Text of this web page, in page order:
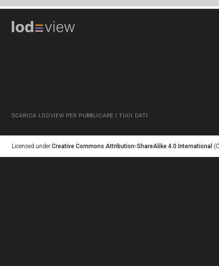
SCARICA LODVIEW PER PUBBLICARE I TUOI DATI
Licensed under Creative Commons Attribution-ShareAlike 4.0 International